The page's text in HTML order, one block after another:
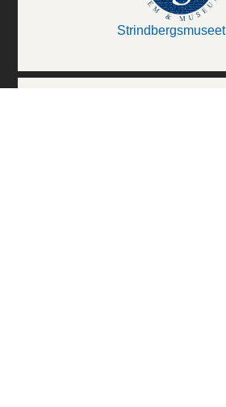
Strindbergsmuseet